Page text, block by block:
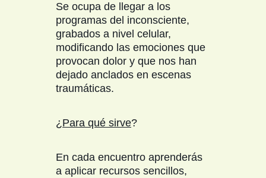
Se ocupa de llegar a los
programas del inconsciente,
grabados a nivel celular,
modificando las emociones que
provocan dolor y que nos han
dejado anclados en escenas
traumáticas.
¿Para qué sirve?
En cada encuentro aprenderás
a aplicar recursos sencillos,